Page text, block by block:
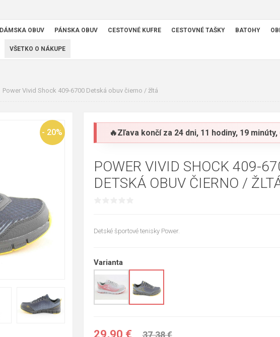
DÁMSKA OBUV PÁNSKA OBUV CESTOVNÉ KUFRE CESTOVNÉ TAŠKY BATOHY
VŠETKO O NÁKUPE
Power Vivid Shock 409-6700 Detská obuv čierno / žltá
- 20% 🔥Zľava končí za 24 dni, 11 hodiny, 19
POWER VIVID SHOCK 409-
DETSKÁ OBUV ČIERNO /
Detské športové tenisky Power.
Varianta
29,90 € 37,38 €